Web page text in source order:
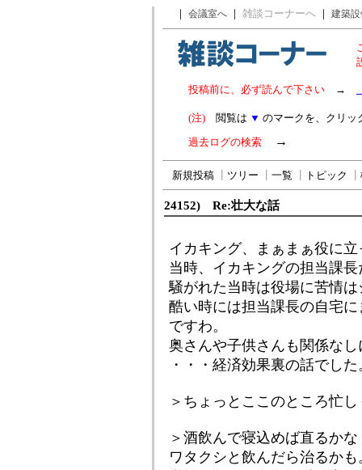
｜ 会議室へ ｜ 雑談コーナーへ ｜ 建築
投稿前に、必ず読んで下さい →
(注) 閲覧は ▼ のマークを、クリッ
過去ログの検索 →
新規投稿 ツリー 一覧 トピック
24152) Re:壮大な話
イカキング、まぁまぁ役に
当時、イカキングの担当課
騒がれた当時は役場に苦情
酷い時には担当課長の自宅
ですわ。
奥さんや子供さんも関係な
・・・経済効果裏の話でした
＞ちょっとここのところ忙
＞酒飲んで寝込めば直るかな
ワタクシと飲んだら治るかも